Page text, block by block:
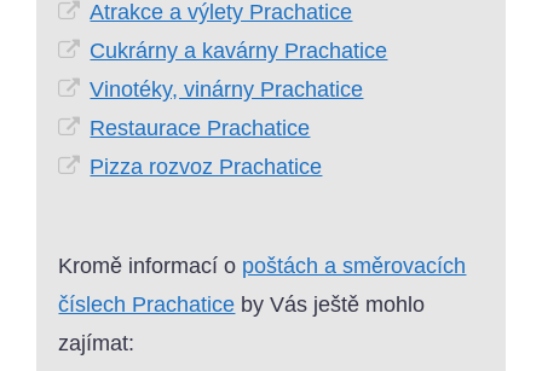
Atrakce a výlety Prachatice
Cukrárny a kavárny Prachatice
Vinotéky, vinárny Prachatice
Restaurace Prachatice
Pizza rozvoz Prachatice
Kromě informací o poštách a směrovacích
číslech Prachatice by Vás ještě mohlo
zajímat: